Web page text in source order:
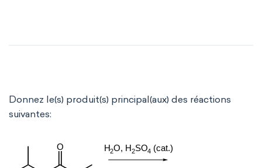
Donnez le(s) produit(s) principal(aux) des réactions
suivantes: